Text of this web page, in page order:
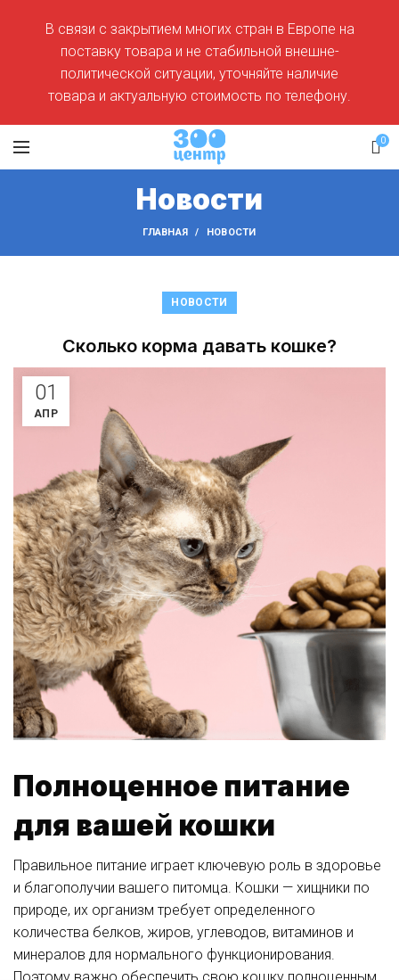
0
Новости
ГЛАВНАЯ НОВОСТИ
НОВОСТИ
Сколько корма давать кошке?
01
АПР
Полноценное питание
для вашей кошки
Правильное питание играет ключевую роль в здоровье
и благополучии вашего питомца. Кошки — хищники по
природе, их организм требует определенного
количества белков, жиров, углеводов, витаминов и
минералов для нормального функционирования.
В связи с закрытием многих стран в Европе на
поставку товара и не стабильной внешне-
политической ситуации, уточняйте наличие
товара и актуальную стоимость по телефону.